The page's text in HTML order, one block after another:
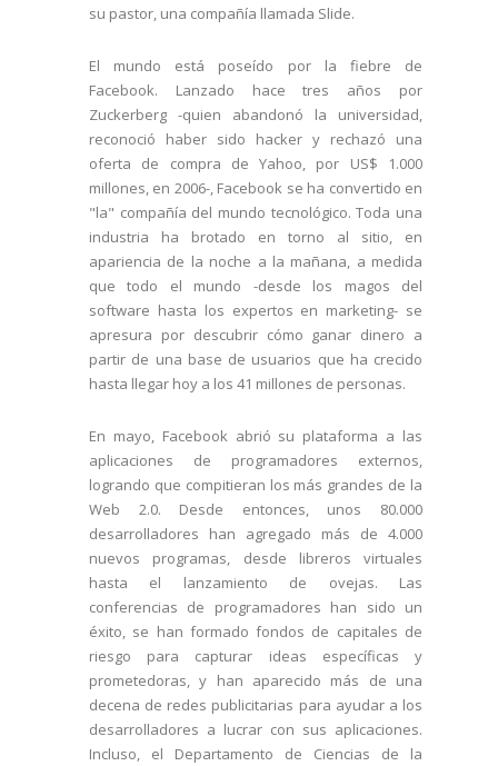
su pastor, una compañía llamada Slide.
El mundo está poseído por la fiebre de
Facebook. Lanzado hace tres años por
Zuckerberg -quien abandonó la universidad,
reconoció haber sido hacker y rechazó una
oferta de compra de Yahoo, por US$ 1.000
millones, en 2006-, Facebook se ha convertido en
"la" compañía del mundo tecnológico. Toda una
industria ha brotado en torno al sitio, en
apariencia de la noche a la mañana, a medida
que todo el mundo -desde los magos del
software hasta los expertos en marketing- se
apresura por descubrir cómo ganar dinero a
partir de una base de usuarios que ha crecido
hasta llegar hoy a los 41 millones de personas.
En mayo, Facebook abrió su plataforma a las
aplicaciones de programadores externos,
logrando que compitieran los más grandes de la
Web 2.0. Desde entonces, unos 80.000
desarrolladores han agregado más de 4.000
nuevos programas, desde libreros virtuales
hasta el lanzamiento de ovejas. Las
conferencias de programadores han sido un
éxito, se han formado fondos de capitales de
riesgo para capturar ideas específicas y
prometedoras, y han aparecido más de una
decena de redes publicitarias para ayudar a los
desarrolladores a lucrar con sus aplicaciones.
Incluso, el Departamento de Ciencias de la